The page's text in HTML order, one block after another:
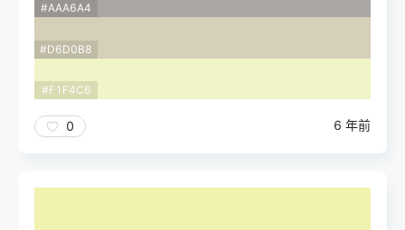
#AAA6A4
#D6D0B8
#F1F4C6
0 6 年前